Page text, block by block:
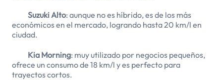
Suzuki Alto: aunque no es híbrido, es de los más
económicos en el mercado, logrando hasta 20 km/l en
ciudad.
Kia Morning: muy utilizado por negocios pequeños,
ofrece un consumo de 18 km/l y es perfecto para
trayectos cortos.